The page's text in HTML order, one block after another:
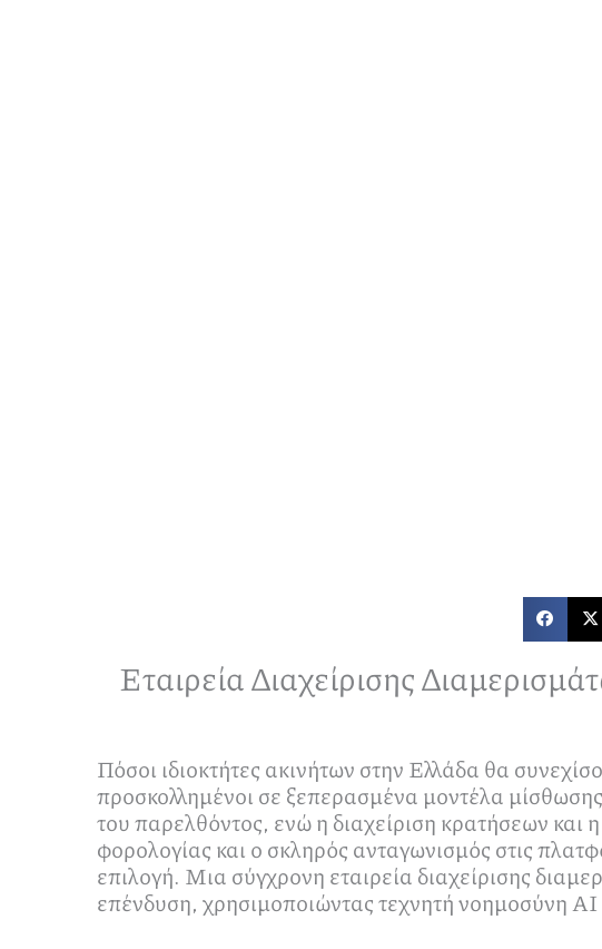
Εταιρεία Διαχείρισης
Πόσοι ιδιοκτήτες ακινήτων στην Ελλάδα θα
προσκολλημένοι σε ξεπερασμένα μοντέλα
του παρελθόντος, ενώ η διαχείριση κρατήσεων
φορολογίας και ο σκληρός ανταγωνισμός στις
επιλογή. Μια σύγχρονη εταιρεία διαχείρισης
επένδυση, χρησιμοποιώντας τεχνητή νοημοσύνη ΑΙ